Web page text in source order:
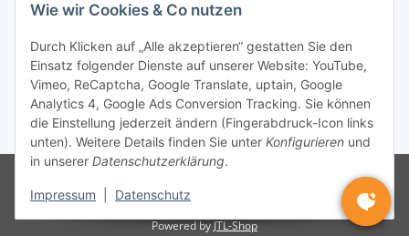
Wie wir Cookies & Co nutzen
Durch Klicken auf „Alle akzeptieren“ gestatten Sie den
Einsatz folgender Dienste auf unserer Website: YouTube,
Vimeo, ReCaptcha, Google Translate, uptain, Google
Analytics 4, Google Ads Conversion Tracking. Sie können
die Einstellung jederzeit ändern (Fingerabdruck-Icon links
unten). Weitere Details finden Sie unter Konfigurieren und
in unserer Datenschutzerklärung.
Impressum Datenschutz
Vertrag widerrufen
* Alle Preise inkl. gesetzlicher USt., zzgl. Versand
* gilt für Lieferungen innerhalb Deutschlands, Lieferzeiten
für andere Länder entnehmen Sie bitte der Schaltfläche mit den
Powered byJTL-Shop